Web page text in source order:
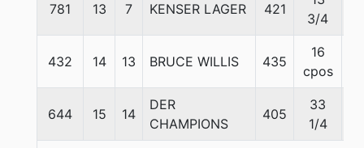
781 13 7 KENSER LAGER 421
3/4
432 14 13 BRUCE WILLIS 435
16
cpos
644 15 14
DER
CHAMPIONS
405
33
1/4